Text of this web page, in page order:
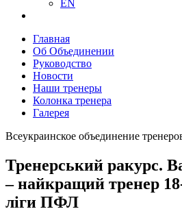
EN
Главная
Об Объединении
Руководство
Новости
Наши тренеры
Колонка тренера
Галерея
Всеукраинское объединение
Тренерський ракурс.
– найкращий тренер
ліги ПФЛ